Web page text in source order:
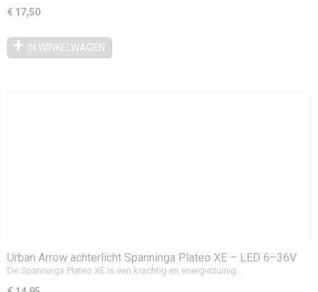
€ 17,50
IN WINKELWAGEN
Urban Arrow achterlicht Spanninga Plateo XE – LED 6–36V
De Spanninga Plateo XE is een krachtig en energiezuinig…